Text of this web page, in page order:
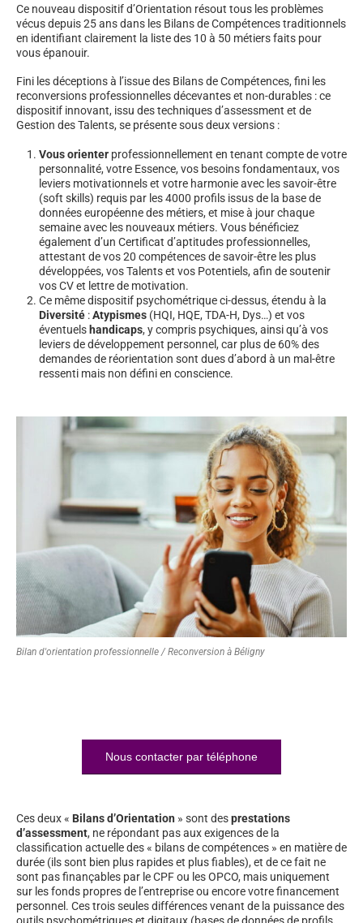
Ce nouveau dispositif d’Orientation résout tous les problèmes
vécus depuis 25 ans dans les Bilans de Compétences traditionnels
en identifiant clairement la liste des 10 à 50 métiers faits pour
vous épanouir.
Fini les déceptions à l’issue des Bilans de Compétences, fini les
reconversions professionnelles décevantes et non-durables : ce
dispositif innovant, issu des techniques d’assessment et de
Gestion des Talents, se présente sous deux versions :
Vous orienter professionnellement en tenant compte de votre
personnalité, votre Essence, vos besoins fondamentaux, vos
leviers motivationnels et votre harmonie avec les savoir-être
(soft skills) requis par les 4000 profils issus de la base de
données européenne des métiers, et mise à jour chaque
semaine avec les nouveaux métiers. Vous bénéficiez
également d’un Certificat d’aptitudes professionnelles,
attestant de vos 20 compétences de savoir-être les plus
développées, vos Talents et vos Potentiels, afin de soutenir
vos CV et lettre de motivation.
Ce même dispositif psychométrique ci-dessus, étendu à la
Diversité :Atypismes (HQI, HQE, TDA-H, Dys…) et vos
éventuels handicaps, y compris psychiques, ainsi qu’à vos
leviers de développement personnel, car plus de 60% des
demandes de réorientation sont dues d’abord à un mal-être
ressenti mais non défini en conscience.
Bilan d'orientation professionnelle / Reconversion à Béligny
Nous contacter par téléphone
Ces deux « Bilans d’Orientation » sont desprestations
d’assessment, ne répondant pas aux exigences de la
classification actuelle des « bilans de compétences » en matière de
durée (ils sont bien plus rapides et plus fiables), et de ce fait ne
sont pas finançables par le CPF ou les OPCO, mais uniquement
sur les fonds propres de l’entreprise ou encore votre financement
personnel. Ces trois seules différences venant de la puissance des